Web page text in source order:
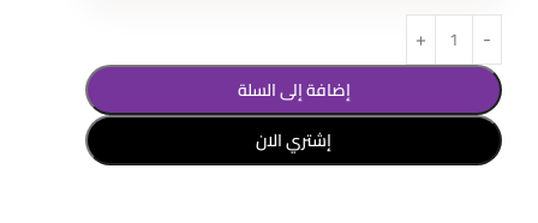
إضافة إلى السلة
إشتري الان